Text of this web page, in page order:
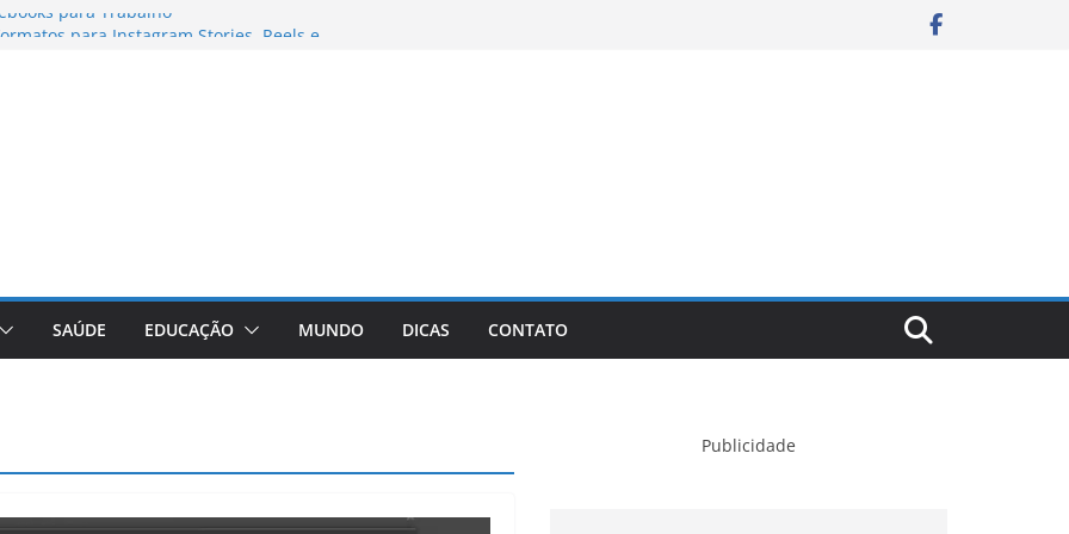
para Trabalho
A Comprehensive Review of the
Loss Pill
SAÚDE EDUCAÇÃO MUNDO DICAS CONTATO
Publicidade